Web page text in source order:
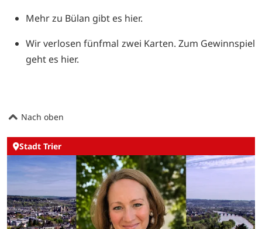
Mehr zu Bülan gibt es hier.
Wir verlosen fünfmal zwei Karten. Zum Gewinnspiel
geht es hier.
Nach oben
Stadt Trier